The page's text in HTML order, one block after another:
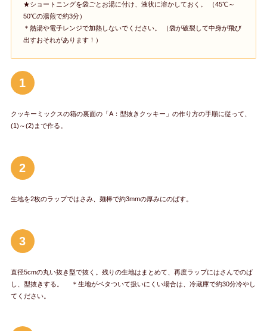
★ショートニングを袋ごとお湯に付け、液状に溶かしておく。 （45℃～
50℃の湯煎で約3分）
＊熱湯や電子レンジで加熱しないでください。 （袋が破裂して中身が飛び
出すおそれがあります！）
1
クッキーミックスの箱の裏面の「A：型抜きクッキー」の作り方の手順に従って、
(1)～(2)まで作る。
2
生地を2枚のラップではさみ、麺棒で約3mmの厚みにのばす。
3
直径5cmの丸い抜き型で抜く。残りの生地はまとめて、再度ラップにはさんでのば
し、型抜きする。 ＊生地がベタついて扱いにくい場合は、冷蔵庫で約30分冷やし
てください。